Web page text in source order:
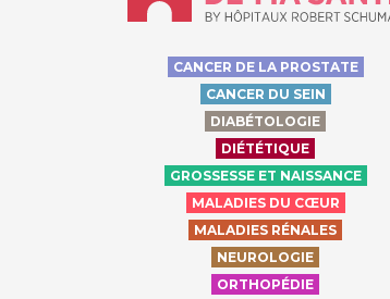
CANCER DE LA PROSTATE
CANCER DU SEIN
DIABÉTOLOGIE
DIÉTÉTIQUE
GROSSESSE ET NAISSANCE
MALADIES DU CŒUR
MALADIES RÉNALES
NEUROLOGIE
ORTHOPÉDIE